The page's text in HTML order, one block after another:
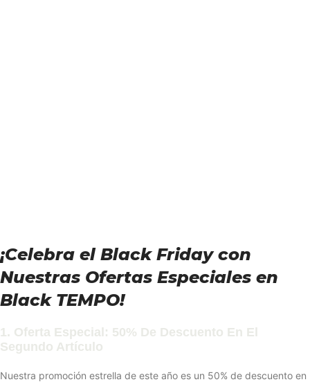
¡Celebra el Black Friday con
Nuestras Ofertas Especiales en
Black TEMPO!
1. Oferta Especial: 50% De Descuento En El
Segundo Artículo
Nuestra promoción estrella de este año es un 50% de descuento en